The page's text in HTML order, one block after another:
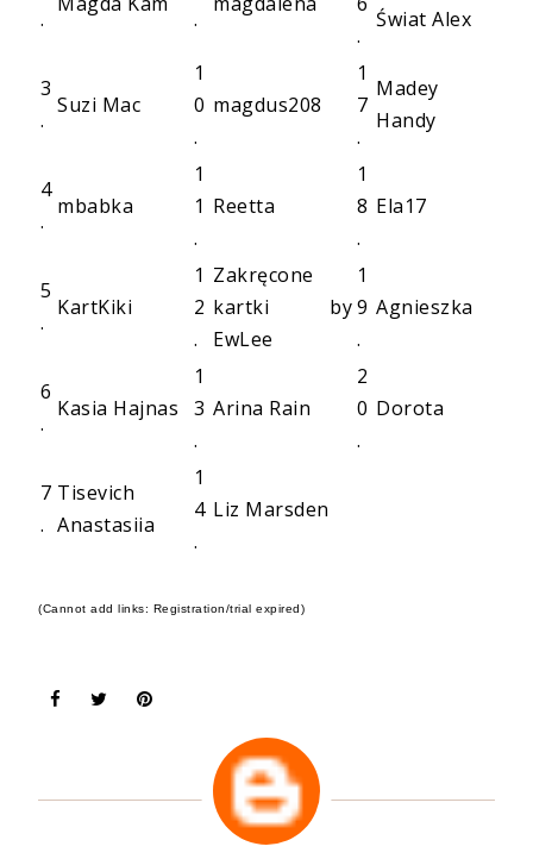
.
.
.
Świat Alex
3
.
Suzi Mac
1
0
.
magdus208
1
7
.
Madey
Handy
4
.
mbabka
1
1
.
Reetta
1
8
.
Ela17
5
.
KartKiki
1
2
.
Zakręcone
kartki by
EwLee
1
9
.
Agnieszka
6
.
Kasia Hajnas
1
3
.
Arina Rain
2
0
.
Dorota
7
.
Tisevich
Anastasiia
1
4
.
Liz Marsden
(Cannot add links: Registration/trial expired)